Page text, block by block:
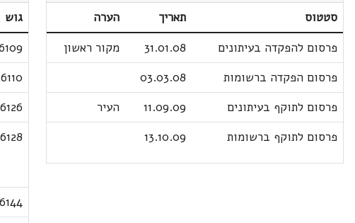
סטטוס תאריך
הערה
פרסום להפקדה בעיתונים
31.01.08
מקור ראשון
פרסום הפקדה ברשומות
03.03.08
פרסום לתוקף בעיתונים
11.09.09
העיר
פרסום לתוקף ברשומות
13.10.09
גוש
6110
6126
6128
6144